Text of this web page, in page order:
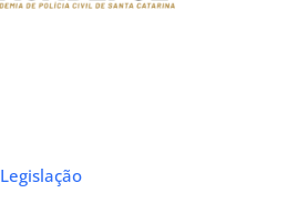
Legislação